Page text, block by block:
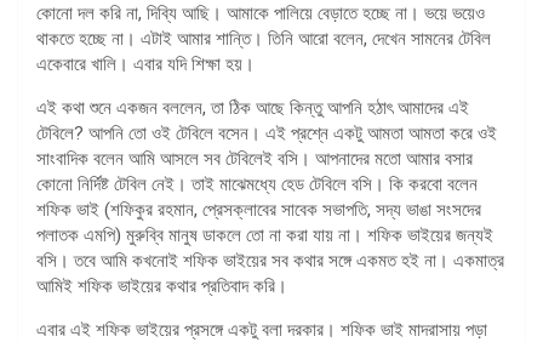
কোনো দল করি না, দিব্যি আছি। আমাকে পালিয়ে বেড়াতে হচ্ছে না। ভয়ে ভয়েও
থাকতে হচ্ছে না। এটাই আমার শান্তি। তিনি আরো বলেন, দেখেন সামনের টেবিল
একেবারে খালি। এবার যদি শিক্ষা হয়।
এই কথা শুনে একজন বললেন, তা ঠিক আছে কিন্তু আপনি হঠাৎ আমাদের এই
টেবিলে? আপনি তো ওই টেবিলে বসেন। এই প্রশ্নে একটু আমতা আমতা করে ওই
সাংবাদিক বলেন আমি আসলে সব টেবিলেই বসি। আপনাদের মতো আমার বসার
কোনো নির্দিষ্ট টেবিল নেই। তাই মাঝেমধ্যে হেড টেবিলে বসি। কি করবো বলেন
শফিক ভাই (শফিকুর রহমান, প্রেসক্লাবের সাবেক সভাপতি, সদ্য ভাঙা সংসদের
পলাতক এমপি) মুরুব্বি মানুষ ডাকলে তো না করা যায় না। শফিক ভাইয়ের জন্যই
বসি। তবে আমি কখনোই শফিক ভাইয়ের সব কথার সঙ্গে একমত হই না। একমাত্র
আমিই শফিক ভাইয়ের কথার প্রতিবাদ করি।
এবার এই শফিক ভাইয়ের প্রসঙ্গে একটু বলা দরকার। শফিক ভাই মাদরাসায় পড়া